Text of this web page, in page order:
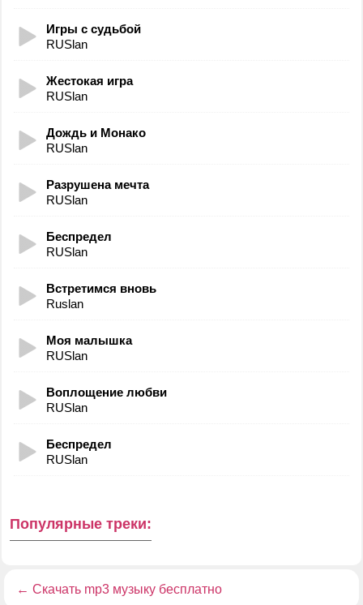
Игры с судьбой
RUSlan
Жестокая игра
RUSlan
Дождь и Монако
RUSlan
Разрушена мечта
RUSlan
Беспредел
RUSlan
Встретимся вновь
Ruslan
Моя малышка
RUSlan
Воплощение любви
RUSlan
Беспредел
RUSlan
Популярные треки:
← Скачать mp3 музыку бесплатно